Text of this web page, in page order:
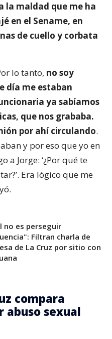
la maldad que me ha
en el Sename, en
de cuello y corbata
lo tanto, no soy
día me estaban
ya sabíamos
que nos grababa.
por ahí circulando.
y por eso que yo en
a Jorge: ‘¿Por qué te
Era lógico que me
no es perseguir
Filtran charla de
de La Cruz por sitio con
compara
abuso sexual